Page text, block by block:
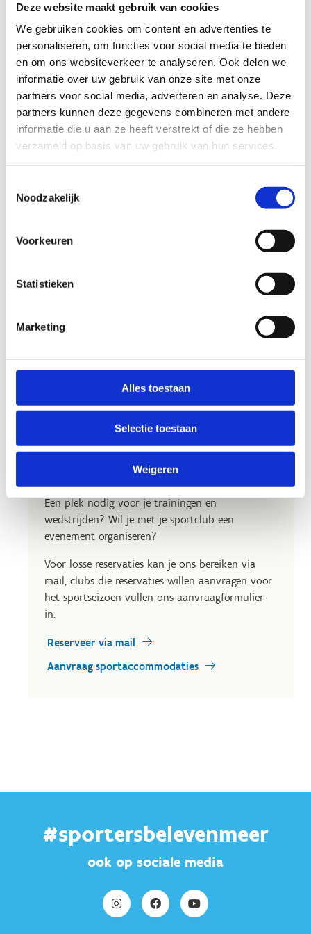
Deze website maakt gebruik van cookies
We gebruiken cookies om content en advertenties te
personaliseren, om functies voor social media te bieden
en om ons websiteverkeer te analyseren. Ook delen we
informatie over uw gebruik van onze site met onze
partners voor social media, adverteren en analyse. Deze
partners kunnen deze gegevens combineren met andere
informatie die u aan ze heeft verstrekt of die ze hebben
verzameld op basis van uw gebruik van hun services.
Noodzakelijk
Voorkeuren
Statistieken
Marketing
Alles toestaan
Selectie toestaan
Weigeren
de toplaag aanzienlijk minder belast tijdens het
De piste is gratis toegankelijk en verlicht tot
22u00.
Reserveer de
finse piste
Op zoek naar een uitvalsbasis
voor jouw club?
Een plek nodig voor je trainingen en
wedstrijden? Wil je met je sportclub een
evenement organiseren?
Voor losse reservaties kan je ons bereiken via
mail, clubs die reservaties willen aanvragen voor
het sportseizoen vullen ons aanvraagformulier
in.
Reserveer via mail
Aanvraag sportaccommodaties
#sportersbelevenmeer
ook op sociale media